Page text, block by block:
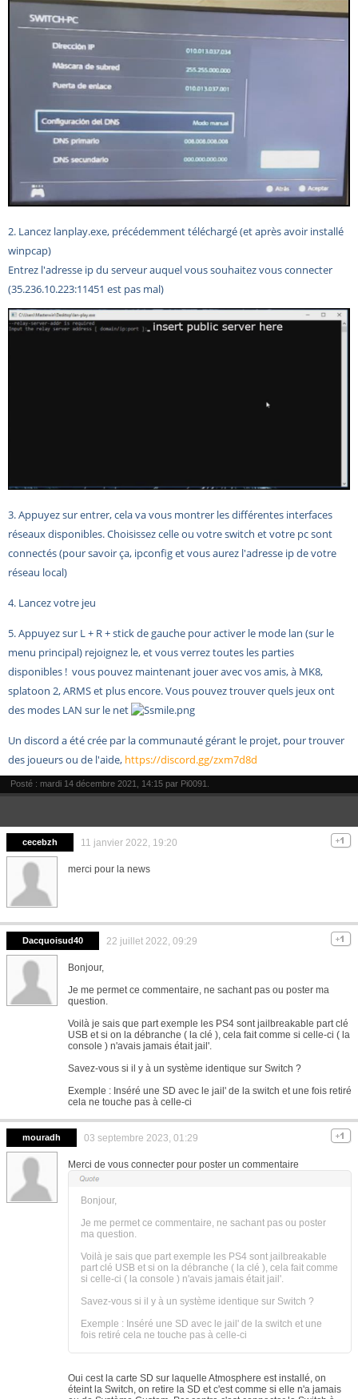
2. Lancez lanplay.exe, précédemment téléchargé (et après avoir installé
winpcap)
Entrez l'adresse ip du serveur auquel vous souhaitez vous connecter
(35.236.10.223:11451 est pas mal)
3. Appuyez sur entrer, cela va vous montrer les différentes interfaces
réseaux disponibles. Choisissez celle ou votre switch et votre pc sont
connectés (pour savoir ça, ipconfig et vous aurez l'adresse ip de votre
réseau local)
4. Lancez votre jeu
5. Appuyez sur L + R + stick de gauche pour activer le mode lan (sur le
menu principal) rejoignez le, et vous verrez toutes les parties
disponibles ! vous pouvez maintenant jouer avec vos amis, à MK8,
splatoon 2, ARMS et plus encore. Vous pouvez trouver quels jeux ont
des modes LAN sur le net
Un discord a été crée par la communauté gérant le projet, pour trouver
des joueurs ou de l'aide, https://discord.gg/zxm7d8d
Posté : mardi 14 décembre 2021, 14:15 par Pi0091
cecebzh 11 janvier 2022, 19:20
merci pour la news
Dacquoisud40 22 juillet 2022, 09:29
Bonjour,
Je me permet ce commentaire, ne sachant pas ou poster ma
question.
Voilà je sais que part exemple les PS4 sont jailbreakable part clé
USB et si on la débranche ( la clé ), cela fait comme si celle-ci ( la
console ) n'avais jamais était jail'.
Savez-vous si il y à un système identique sur Switch ?
Exemple : Inséré une SD avec le jail' de la switch et une fois retiré
cela ne touche pas à celle-ci
mouradh 03 septembre 2023, 01:29
Merci de vous connecter pour poster un commentaire
Bonjour,
Je me permet ce commentaire, ne sachant pas ou poster
ma question.
Voilà je sais que part exemple les PS4 sont jailbreakable
part clé USB et si on la débranche ( la clé ), cela fait comme
si celle-ci ( la console ) n'avais jamais était jail'.
Savez-vous si il y à un système identique sur Switch ?
Exemple : Inséré une SD avec le jail' de la switch et une
fois retiré cela ne touche pas à celle-ci
Oui cest la carte SD sur laquelle Atmosphere est installé, on
éteint la Switch, on retire la SD et c'est comme si elle n'a jamais